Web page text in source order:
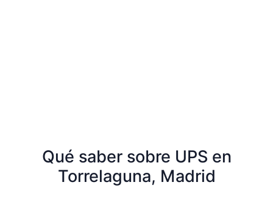
Qué saber sobre UPS en
Torrelaguna, Madrid